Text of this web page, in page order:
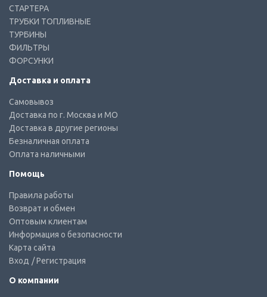
СТАРТЕРА
ТРУБКИ ТОПЛИВНЫЕ
ТУРБИНЫ
ФИЛЬТРЫ
ФОРСУНКИ
Доставка и оплата
Самовывоз
Доставка по г. Москва и МО
Доставка в другие регионы
Безналичная оплата
Оплата наличными
Помощь
Правила работы
Возврат и обмен
Оптовым клиентам
Информация о безопасности
Карта сайта
Вход / Регистрация
О компании